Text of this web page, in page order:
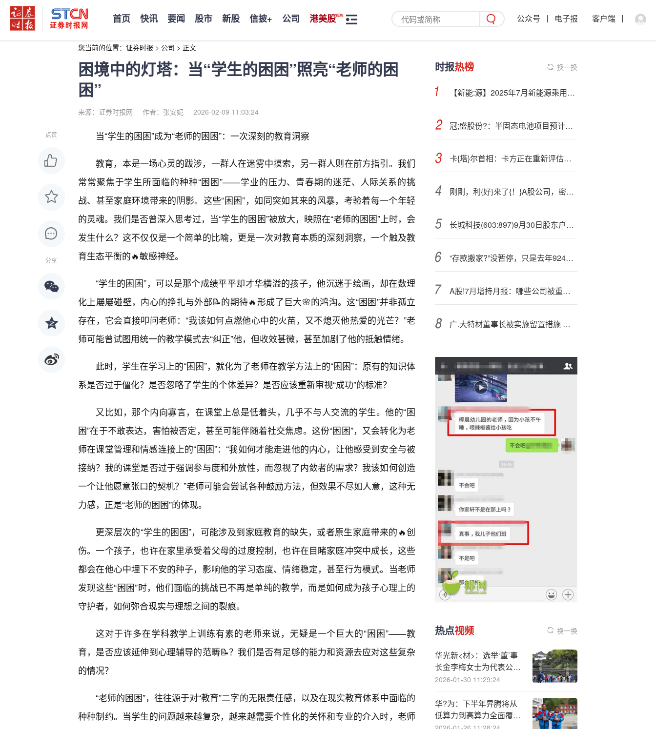
首页 快讯 要闻 股市 新股 信披+ 公司 港美股 公众号 电子报 客户端
您当前的位置： 证券时报 > 公司 > 正文
困境中的灯塔：当“学生的困困”照亮“老师的困
困”
来源：证券时报网 作者：张安妮 2026-02-09 11:03:24
点赞
分享
当“学生的困困”成为“老师的困困”：一次深刻的教育洞察
教育，本是一场心灵的跋涉，一群人在迷雾中摸索，另一群人则在前方指引。我们
常常聚焦于学生所面临的种种“困困”——学业的压力、青春期的迷茫、人际关系的挑
战、甚至家庭环境带来的阴影。这些“困困”，如同突如其来的风暴，考验着每一个年轻
的灵魂。我们是否曾深入思考过，当“学生的困困”被放大，映照在“老师的困困”上时，会
发生什么？这不仅仅是一个简单的比喻，更是一次对教育本质的深刻洞察，一个触及教
育生态平衡的🔥敏感神经。
“学生的困困”，可以是那个成绩平平却才华横溢的孩子，他沉迷于绘画，却在数理
化上屡屡碰壁，内心的挣扎与外部📝的期待🔥形成了巨大🌸的鸿沟。这“困困”并非孤立
存在，它会直接叩问老师：“我该如何点燃他心中的火苗，又不熄灭他热爱的光芒？”老
师可能曾试图用统一的教学模式去“纠正”他，但收效甚微，甚至加剧了他的抵触情绪。
此时，学生在学习上的“困困”，就化为了老师在教学方法上的“困困”：原有的知识体
系是否过于僵化？是否忽略了学生的个体差异？是否应该重新审视“成功”的标准？
又比如，那个内向寡言，在课堂上总是低着头，几乎不与人交流的学生。他的“困
困”在于不敢表达，害怕被否定，甚至可能伴随着社交焦虑。这份“困困”，又会转化为老
师在课堂管理和情感连接上的“困困”：“我如何才能走进他的内心，让他感受到安全与被
接纳？我的课堂是否过于强调参与度和外放性，而忽视了内敛者的需求？我该如何创造
一个让他愿意张口的契机？”老师可能会尝试各种鼓励方法，但效果不尽如人意，这种无
力感，正是“老师的困困”的体现。
更深层次的“学生的困困”，可能涉及到家庭教育的缺失，或者原生家庭带来的🔥创
伤。一个孩子，也许在家里承受着父母的过度控制，也许在目睹家庭冲突中成长，这些
都会在他心中埋下不安的种子，影响他的学习态度、情绪稳定，甚至行为模式。当老师
发现这些“困困”时，他们面临的挑战已不再是单纯的教学，而是如何成为孩子心理上的
守护者，如何弥合现实与理想之间的裂痕。
这对于许多在学科教学上训练有素的老师来说，无疑是一个巨大的“困困”——教
育，是否应该延伸到心理辅导的范畴📝？我们是否有足够的能力和资源去应对这些复杂
的情况？
“老师的困困”，往往源于对“教育”二字的无限责任感，以及在现实教育体系中面临的
种种制约。当学生的问题越来越复杂，越来越需要个性化的关怀和专业的介入时，老师
时报热榜 换一换
【新能:源】2025年7月新能源乘用车厂商批发销量快讯
冠;盛股份?：半固态电池项目预计明年量产
卡{塔}尔首相：卡方正在重新评估加沙冲突调停者角色
刚刚，利{好}来了{！}A股公司，密集公告！
长城科技(603:897)9月30日股东户数2.78万户，较上期增加5.96%
“存款搬家?”没暂停，只是去年924基数太高？
A股!7月增持月报：哪些公司被重要股东大额增持？一公司将被最高增持近10%
广.大特材董事长被实施留置措施 公司回应日常经营情况正常
热点视频 换一换
华光新<材>：选举‘董’事
长金李梅女士为代表公司
执行公司事务的董事
2026-01-30 11:29:24
华?为：下半年昇腾将从
低算力到高算力全面覆盖
边端场景，CANN年底完